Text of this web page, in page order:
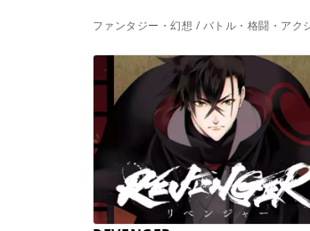
ファンタジー・幻想 / バトル・格闘・アク